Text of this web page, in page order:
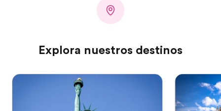
Explora nuestros destinos